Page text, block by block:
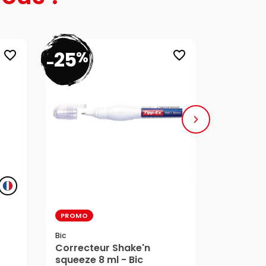
favorite_border favorite_border
-25%
PROMO
Bic
Correcteur Shake'n
squeeze 8 ml - Bic
4,85 €